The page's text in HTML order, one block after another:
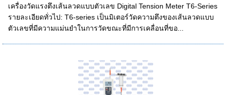
เครื่องวัดแรงตึงเส้นลวดแบบตัวเลข Digital Tension Meter T6-Series
รายละเอียดทั่วไป: T6-series เป็นมิเตอร์วัดความตึงของเส้นลวดแบบ
ตัวเลขที่มีความแม่นยำในการวัดขณะที่มีการเคลื่อนที่ขอ...